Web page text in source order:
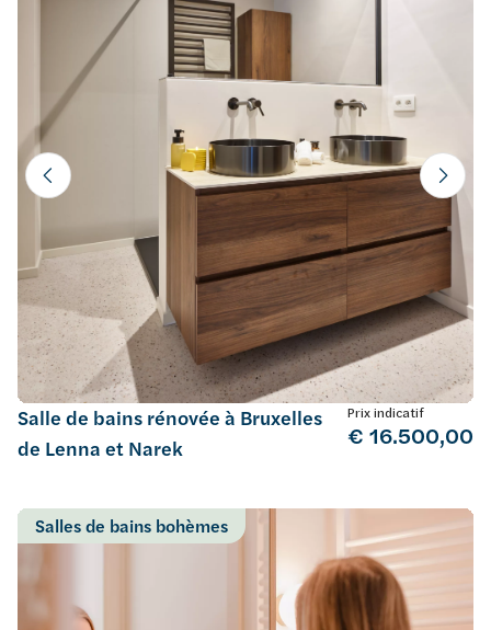
Salle de bains rénovée à Bruxelles
de Lenna et Narek
Prix indicatif
€ 16.500,00
Salles de bains bohèmes